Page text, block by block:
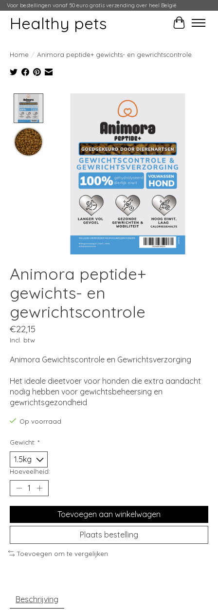
Voor bestellingen vanaf 50 euro gratis verzending over heel België
Healthy pets
Home / Animora peptide+ gewichts- en gewrichtscontrole
Product image slideshow Items
Animora peptide+
gewichts- en
gewrichtscontrole
€22,15
Incl. btw
Animora Gewichtscontrole en Gewrichtsverzorging
Het ideale dieetvoer voor honden die extra aandacht
nodig hebben voor gewichtsbeheersing en
gewrichtsgezondheid
Op voorraad
Gewicht: *
Hoeveelheid:
Toevoegen aan winkelwagen
Plaats bestelling
Toevoegen om te vergelijken
Beschrijving